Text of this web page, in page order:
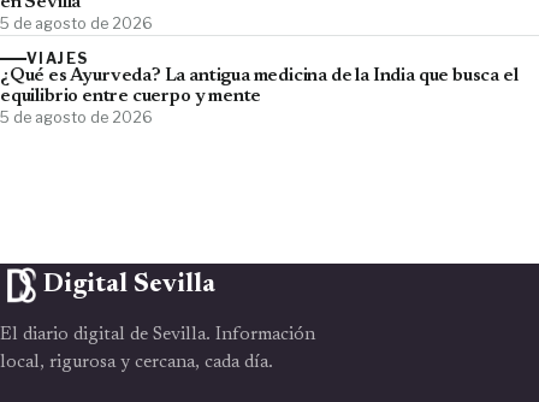
5 de agosto de 2026
VIAJES
¿Qué es Ayurveda? La antigua medicina de la India que busca el
equilibrio entre cuerpo y mente
5 de agosto de 2026
Digital Sevilla
El diario digital de Sevilla. Información
local, rigurosa y cercana, cada día.